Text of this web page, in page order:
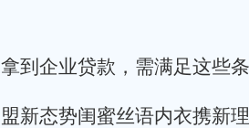
到企业贷款，需满足这些
新态势闺蜜丝语内衣携新